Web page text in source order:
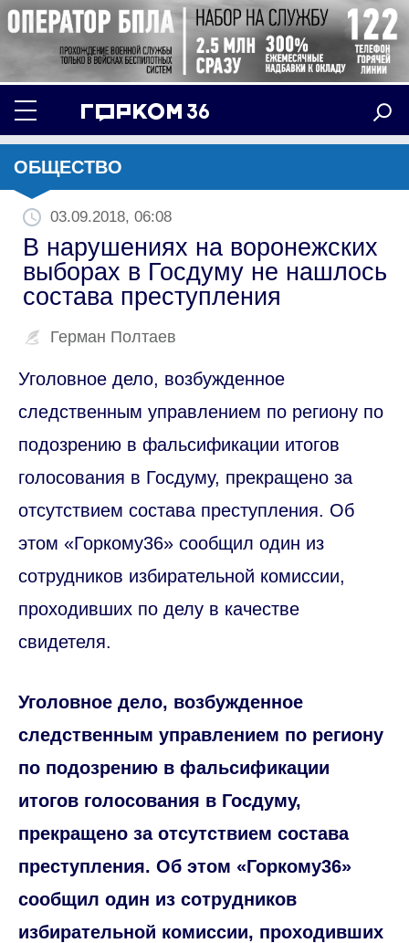
ОБЩЕСТВО
03.09.2018, 06:08
В нарушениях на воронежских
выборах в Госдуму не нашлось
состава преступления
Герман Полтаев
Уголовное дело, возбужденное
следственным управлением по региону по
подозрению в фальсификации итогов
голосования в Госдуму, прекращено за
отсутствием состава преступления. Об
этом «Горкому36» сообщил один из
сотрудников избирательной комиссии,
проходивших по делу в качестве
свидетеля.
Уголовное дело, возбужденное
следственным управлением по региону
по подозрению в фальсификации
итогов голосования в Госдуму,
прекращено за отсутствием состава
преступления. Об этом «Горкому36»
сообщил один из сотрудников
избирательной комиссии, проходивших